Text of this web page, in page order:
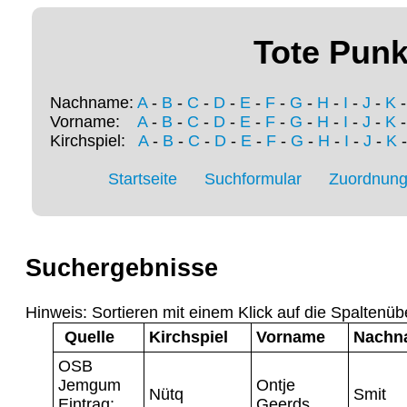
Tote
Nachname: A- B - C - D - E - F - G - H - I - J - K
Vorname: A- B - C - D - E - F - G - H - I - J - K
Kirchspiel: A- B - C - D- E- F- G - H - I - J - K
Startseite Suchformular
Suchergebnisse
Hinweis: Sortieren mit einem Klick auf die
Quelle
Kirchspiel Vorname
OSB
Jemgum
Nütq
Ontje
Smit